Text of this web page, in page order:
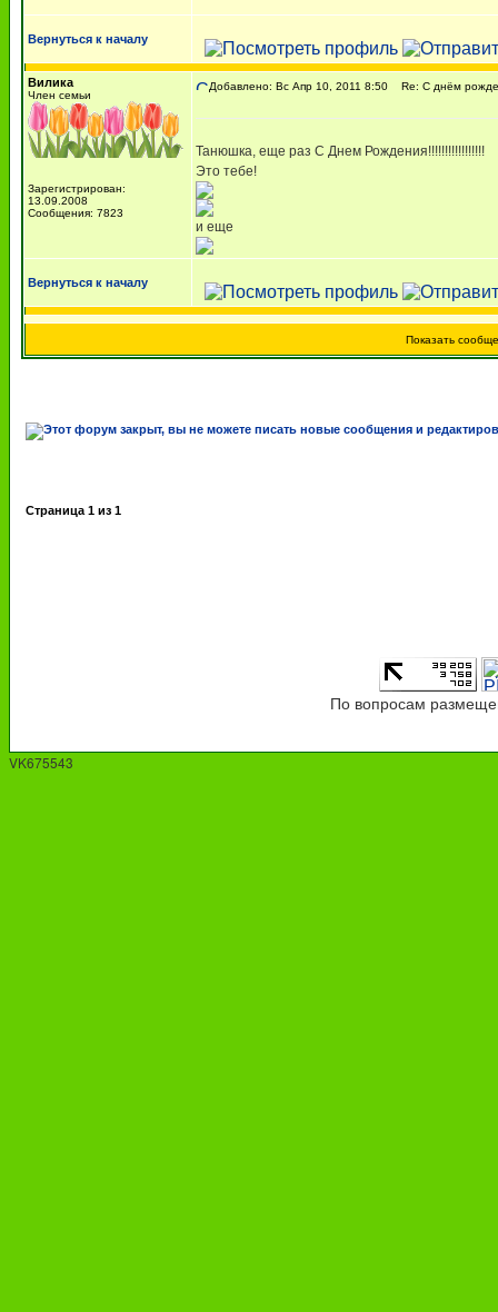
Вернуться к началу
Вилика
Член семьи
Зарегистрирован:
13.09.2008
Сообщения: 7823
Добавлено: Вс Апр 10, 2011 8:50 Re: С днём
Танюшка, еще раз С Днем Рождения!!!!!!!!!!!!!!!!!
Это тебе!
и еще
Вернуться к началу
Показать
Страница 1 из 1
По вопросам
VK675543